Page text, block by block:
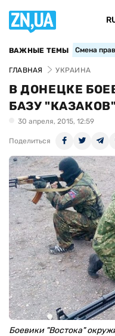
ВАЖНЫЕ ТЕМЫ Смена
ГЛАВНАЯ УКРАИНА
В ДОНЕЦКЕ
БАЗУ
30 апреля, 2015, 12:59
Поделиться
Боевики "Востока"